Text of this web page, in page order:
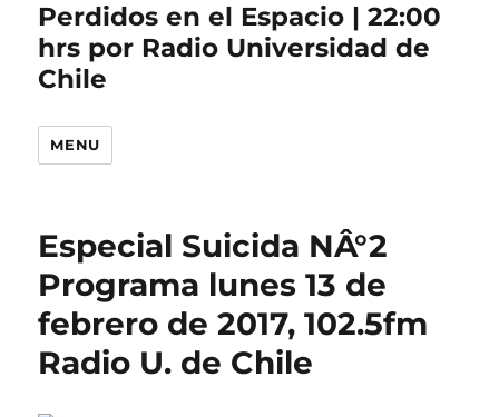
Perdidos en el Espacio | 22:00
hrs por Radio Universidad de
Chile
MENU
Especial Suicida NÂ°2
Programa lunes 13 de
febrero de 2017, 102.5fm
Radio U. de Chile